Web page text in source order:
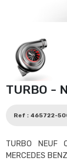
TURBO -
Ref : 465722-
TURBO NEUF
MERCEDES BENZ